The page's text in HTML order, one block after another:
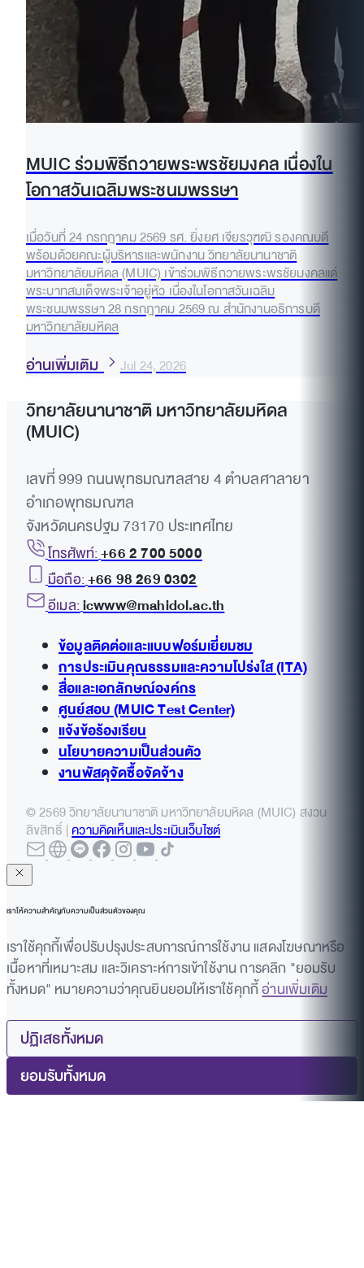
MUIC ร่วมพิธีถวายพระพรชัยมงคล เนื่องใน
โอกาสวันเฉลิมพระชนมพรรษา
เมื่อวันที่ 24 กรกฎาคม 2569 รศ. ยิ่งยศ เจียรวุฑฒิ รองคณบดี
พร้อมด้วยคณะผู้บริหารและพนักงาน วิทยาลัยนานาชาติ
มหาวิทยาลัยมหิดล (MUIC) เข้าร่วมพิธีถวายพระพรชัยมงคลแด่
พระบาทสมเด็จพระเจ้าอยู่หัว เนื่องในโอกาสวันเฉลิม
พระชนมพรรษา 28 กรกฎาคม 2569 ณ สำนักงานอธิการบดี
มหาวิทยาลัยมหิดล
อ่านเพิ่มเติม Jul 24, 2026
วิทยาลัยนานาชาติ มหาวิทยาลัยมหิดล
(MUIC)
เลขที่ 999 ถนนพุทธมณฑลสาย 4 ตำบลศาลายา
อำเภอพุทธมณฑล
จังหวัดนครปฐม 73170 ประเทศไทย
โทรศัพท์:+66 2 700 5000
มือถือ:+66 98 269 0302
อีเมล:icwww@mahidol.ac.th
ข้อมูลติดต่อและแบบฟอร์มเยี่ยมชม
การประเมินคุณธรรมและความโปร่งใส (ITA)
สื่อและเอกลักษณ์องค์กร
ศูนย์สอบ (MUIC Test Center)
แจ้งข้อร้องเรียน
นโยบายความเป็นส่วนตัว
งานพัสดุจัดซื้อจัดจ้าง
© 2569 วิทยาลัยนานาชาติ มหาวิทยาลัยมหิดล (MUIC) สงวน
ลิขสิทธิ์ |ความคิดเห็นและประเมินเว็บไซต์
เราให้ความสำคัญกับความเป็นส่วนตัวของคุณ
เราใช้คุกกี้เพื่อปรับปรุงประสบการณ์การใช้งาน แสดงโฆษณาหรือ
เนื้อหาที่เหมาะสม และวิเคราะห์การเข้าใช้งาน การคลิก "ยอมรับ
ทั้งหมด" หมายความว่าคุณยินยอมให้เราใช้คุกกี้อ่านเพิ่มเติม
ปฏิเสธทั้งหมด
ยอมรับทั้งหมด